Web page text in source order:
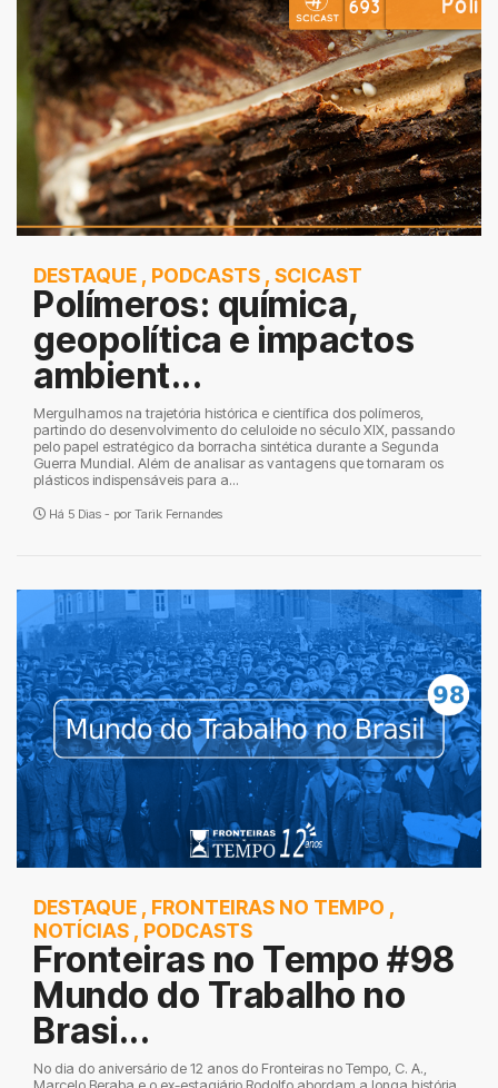
DESTAQUE , PODCASTS , SCICAST
Polímeros: química,
geopolítica e impactos
ambient...
Mergulhamos na trajetória histórica e científica dos polímeros,
partindo do desenvolvimento do celuloide no século XIX, passando
pelo papel estratégico da borracha sintética durante a Segunda
Guerra Mundial. Além de analisar as vantagens que tornaram os
plásticos indispensáveis para a...
Há 5 Dias - por Tarik Fernandes
DESTAQUE , FRONTEIRAS NO TEMPO ,
NOTÍCIAS , PODCASTS
Fronteiras no Tempo #98
Mundo do Trabalho no
Brasi...
No dia do aniversário de 12 anos do Fronteiras no Tempo, C. A.,